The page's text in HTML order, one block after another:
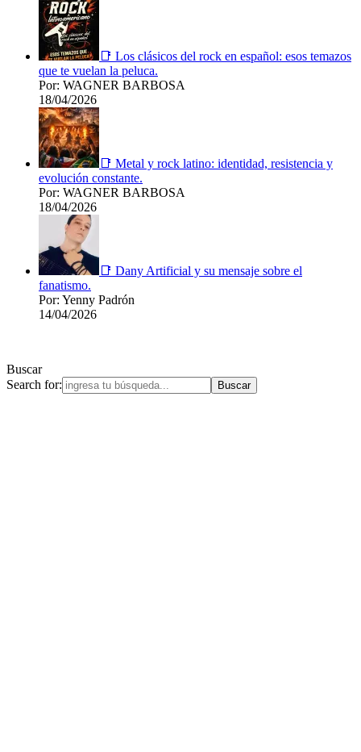
📑 Los clásicos del rock en español: esos temazos
que te vuelan la peluca.
Por: WAGNER BARBOSA
18/04/2026
📑 Metal y rock latino: identidad, resistencia y
evolución constante.
Por: WAGNER BARBOSA
18/04/2026
📑 Dany Artificial y su mensaje sobre el
fanatismo.
Por: Yenny Padrón
14/04/2026
Buscar
Search for: